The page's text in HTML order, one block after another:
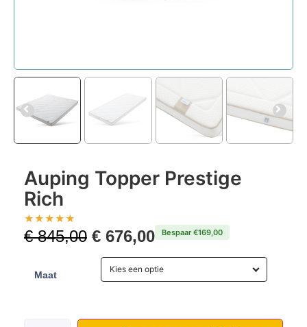
Auping Topper Prestige
Rich
★★★★★
€845,00 € 676,00 Bespaar €169,00
Maat
Kies een optie